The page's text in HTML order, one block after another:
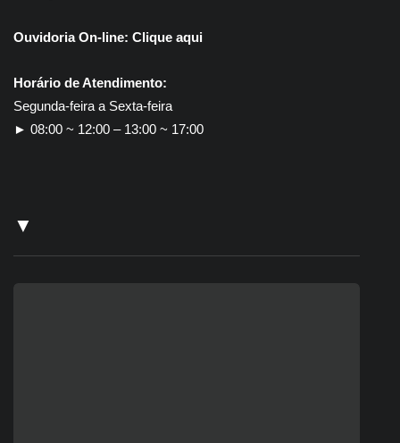
Ouvidoria On-line: Clique aqui
Horário de Atendimento:
Segunda-feira a Sexta-feira
► 08:00 ~ 12:00 – 13:00 ~ 17:00
▼